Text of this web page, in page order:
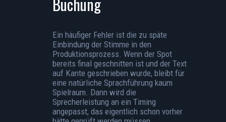
Ein häufiger Fehler ist die zu späte
Einbindung der Stimme in den
Produktionsprozess. Wenn der Spot
bereits final geschnitten ist und der Text
auf Kante geschrieben wurde, bleibt für
eine natürliche Sprachführung kaum
Spielraum. Dann wird die
Sprecherleistung an ein Timing
angepasst, das eigentlich schon vorher